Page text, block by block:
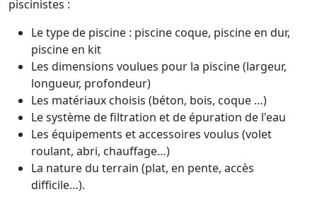
piscinistes :
Le type de piscine : piscine coque, piscine en dur,
piscine en kit
Les dimensions voulues pour la piscine (largeur,
longueur, profondeur)
Les matériaux choisis (béton, bois, coque …)
Le système de filtration et de épuration de l'eau
Les équipements et accessoires voulus (volet
roulant, abri, chauffage…)
La nature du terrain (plat, en pente, accès
difficile…).